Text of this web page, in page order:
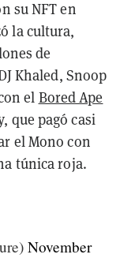
su NFT en
la cultura,
de
Khaled, Snoop
el Bored Ape
que pagó casi
el Mono con
túnica roja.
November